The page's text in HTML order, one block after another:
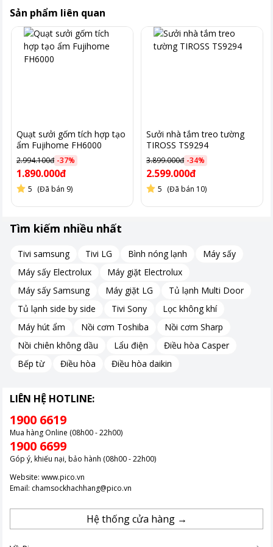
Hình ảnh chỉ mang tính chất minh hoạ.
Tản nhiệt nhanh và hiệu quả
nhanh chóng và đều, mang lại cảm giác ấm áp ngay sau khi
khởi động.
Sản phẩm liên quan
Quạt sưởi gốm tích hợp tạo
ẩm Fujihome FH6000
2.994.100đ -37%
1.890.000đ
5 (Đã bán 9)
Sưởi nhà tắm treo tường
TIROSS TS9294
3.899.000đ -34%
2.599.000đ
5 (Đã bán 10)
Tìm kiếm nhiều nhất
Tivi samsung Tivi LG Bình nóng lạnh
Máy sấy
Máy sấy Electrolux
Máy giặt Electrolux
Máy sấy Samsung
Máy giặt LG
Tủ lạnh Multi Door
Tủ lạnh side by side
Tivi Sony
Lọc không khí
Máy hút ẩm
Nồi cơm Toshiba
Nồi cơm Sharp
Nồi chiên không dầu
Lẩu điện
Điều hòa Casper
Bếp từ
Điều hòa Điều hòa daikin
LIÊN HỆ HOTLINE:
1900 6619
Mua hàng Online (08h00 - 22h00)
1900 6699
Góp ý, khiếu nại, bảo hành (08h00 - 22h00)
Website: www.pico.vn
Email: chamsockhachhang@pico.vn
Hệ thống cửa hàng →